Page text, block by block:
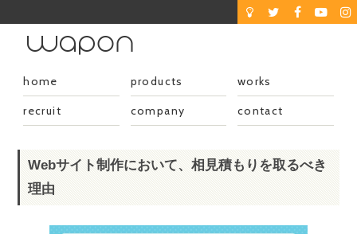
home products works
recruit company contact
Webサイト制作において、相見積もりを取るべき
理由